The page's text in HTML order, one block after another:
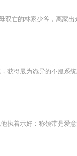
获得最为诡异的不服系